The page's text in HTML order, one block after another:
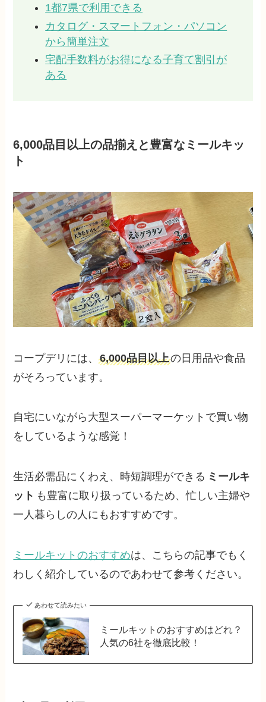
1都7県で利用できる
カタログ・スマートフォン・パソコン
から簡単注文
宅配手数料がお得になる子育て割引が
ある
6,000品目以上の品揃えと豊富なミールキッ
ト
コープデリには、6,000品目以上の日用品や食品
がそろっています。
自宅にいながら大型スーパーマーケットで買い物
をしているような感覚！
生活必需品にくわえ、時短調理ができる ミールキ
ット も豊富に取り扱っているため、忙しい主婦や
一人暮らしの人にもおすすめです。
ミールキットのおすすめは、こちらの記事でもく
わしく紹介しているのであわせて参考ください。
あわせて読みたい
ミールキットのおすすめはどれ？
人気の6社を徹底比較！